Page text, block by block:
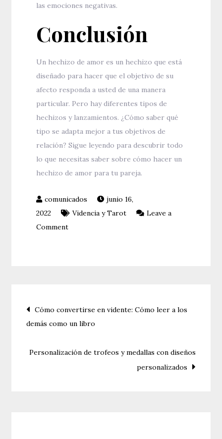
las emociones negativas.
Conclusión
Un hechizo de amor es un hechizo que está
diseñado para hacer que el objetivo de su
afecto responda a usted de una manera
particular. Pero hay diferentes tipos de
hechizos y lanzamientos. ¿Cómo saber qué
tipo se adapta mejor a tus objetivos de
relación? Sigue leyendo para descubrir todo
lo que necesitas saber sobre cómo hacer un
hechizo de amor para tu pareja.
junio 16,
2022
Videncia y Tarot
Leave a
Commenton
amor
para
pareja
Navegación
de
entradas
Cómo convertirse en vidente: Cómo leer a los
demás como un libro
Personalización de trofeos y medallas con diseños
personalizados